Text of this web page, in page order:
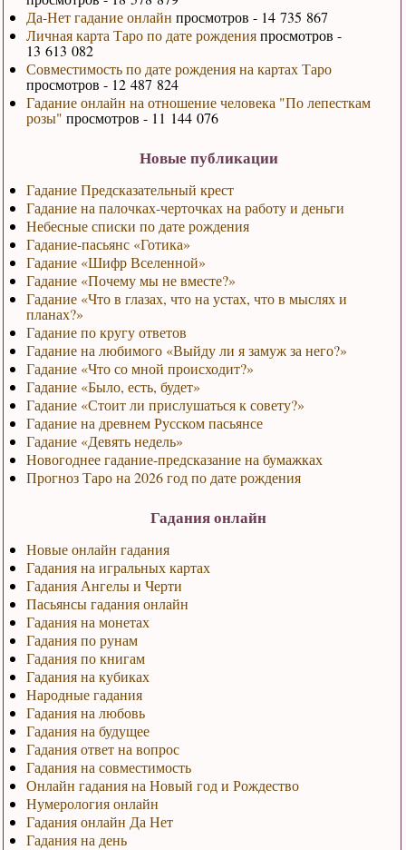
Да-Нет гадание онлайн просмотров - 14 735 867
Личная карта Таро по дате рожденияпросмотров -
13 613 082
Совместимость по дате рождения на картах Таро
просмотров - 12 487 824
Гадание онлайн на отношение человека "По лепесткам
розы" просмотров - 11 144 076
Новые публикации
Гадание Предсказательный крест
Гадание на палочках-черточках на работу и деньги
Небесные списки по дате рождения
Гадание-пасьянс «Готика»
Гадание «Шифр Вселенной»
Гадание «Почему мы не вместе?»
Гадание «Что в глазах, что на устах, что в мыслях и
планах?»
Гадание по кругу ответов
Гадание на любимого «Выйду ли я замуж за него?»
Гадание «Что со мной происходит?»
Гадание «Было, есть, будет»
Гадание «Стоит ли прислушаться к совету?»
Гадание на древнем Русском пасьянсе
Гадание «Девять недель»
Новогоднее гадание-предсказание на бумажках
Прогноз Таро на 2026 год по дате рождения
Гадания онлайн
Новые онлайн гадания
Гадания на игральных картах
Гадания Ангелы и Черти
Пасьянсы гадания онлайн
Гадания на монетах
Гадания по рунам
Гадания по книгам
Гадания на кубиках
Народные гадания
Гадания на любовь
Гадания на будущее
Гадания ответ на вопрос
Гадания на совместимость
Онлайн гадания на Новый год и Рождество
Нумерология онлайн
Гадания онлайн Да Нет
Гадания на день